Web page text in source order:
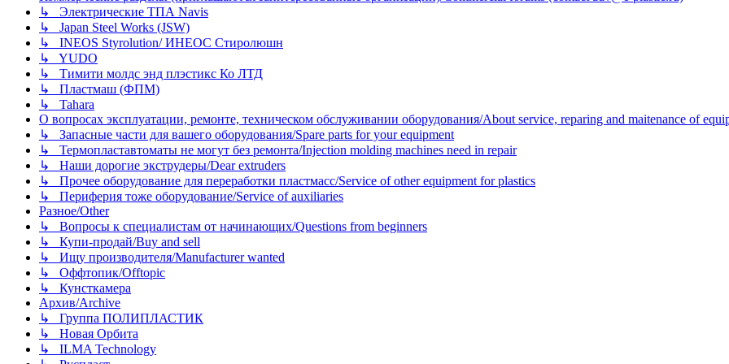
↳ Электрические ТПА Navis
↳ Japan Steel Works (JSW)
↳ INEOS Styrolution/ ИНЕОС Стиролюшн
↳ YUDO
↳ Тимити молдс энд плэстикс Ко ЛТД
↳ Пластмаш (ФПМ)
↳ Tahara
О вопросах эксплуатации, ремонте, техническом обслуживании оборудования/About service, reparing and maitenance of
↳ Запасные части для вашего оборудования/Spare parts for your equipment
↳ Термопластавтоматы не могут без ремонта/Injection molding machines need in repair
↳ Наши дорогие экструдеры/Dear extruders
↳ Прочее оборудование для переработки пластмасс/Service of other equipment for plastics
↳ Периферия тоже оборудование/Service of auxiliaries
Разное/Other
↳ Вопросы к специалистам от начинающих/Questions from beginners
↳ Купи-продай/Buy and sell
↳ Ищу производителя/Manufacturer wanted
↳ Оффтопик/Offtopic
↳ Кунсткамера
Архив/Archive
↳ Группа ПОЛИПЛАСТИК
↳ Новая Орбита
↳ ILMA Technology